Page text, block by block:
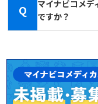
Q
マイナビコメデ
ですか？